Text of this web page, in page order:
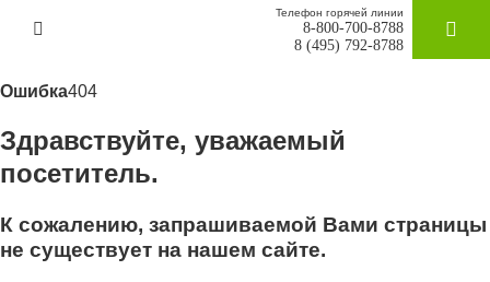
Телефон горячей линии
8-800-700-8788
8 (495) 792-8788
Ошибка404
Здравствуйте, уважаемый
посетитель.
К сожалению, запрашиваемой Вами страницы
не существует на нашем сайте.